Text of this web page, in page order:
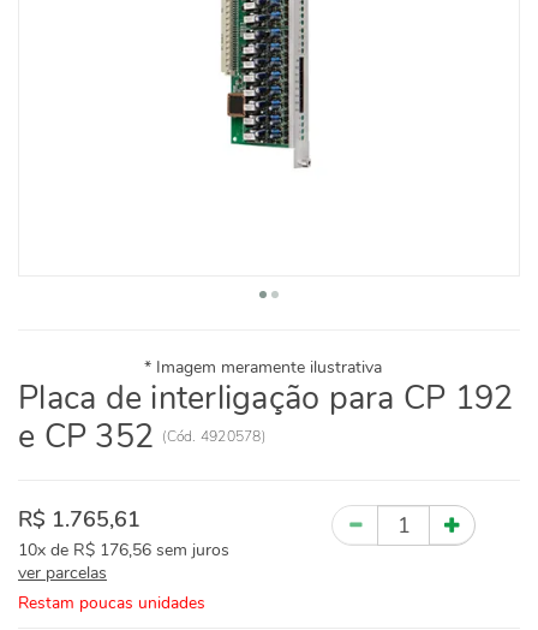
Placa de interligação para CP 192
e CP 352 (Cód. 4920578)
R$ 1.765,61
10x de R$ 176,56 sem juros
ver parcelas
Restam poucas unidades
Quantidade